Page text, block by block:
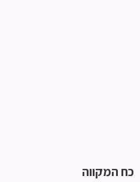
כח המקווה